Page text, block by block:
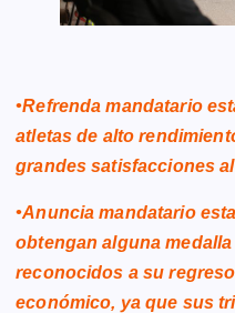
•Refrenda mandatario
atletas de alto
grandes satisfacciones
•Anuncia mandatario
obtengan alguna
reconocidos a su
económico, ya que sus